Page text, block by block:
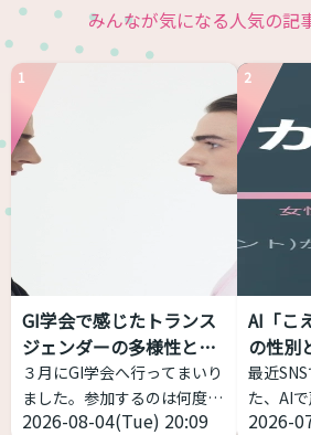
みんなが気になる人気の記
1
GI学会で感じたトランス
ジェンダーの多様性と包
括性
３月にGI学会へ行ってまいり
ました。参加するのは何度目
かなのですが、トランスジェ
2026-08-04(Tue) 20:09
2
AI「こ
の性別
た...
最近
た、AI
サイトを
2026-